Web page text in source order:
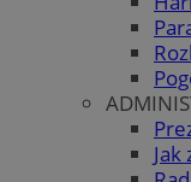
Jak